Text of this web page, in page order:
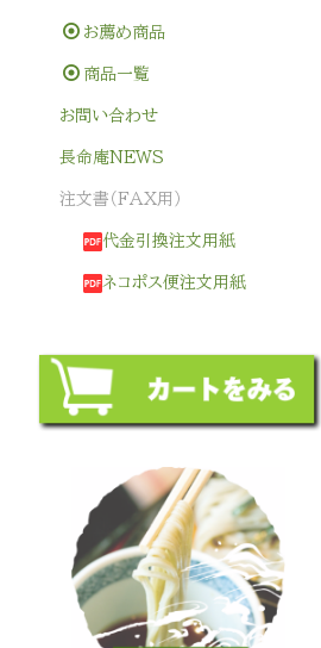
お薦め商品
商品一覧
お問い合わせ
長命庵NEWS
注文書（FAX用）
代金引換注文用紙
ネコポス便注文用紙